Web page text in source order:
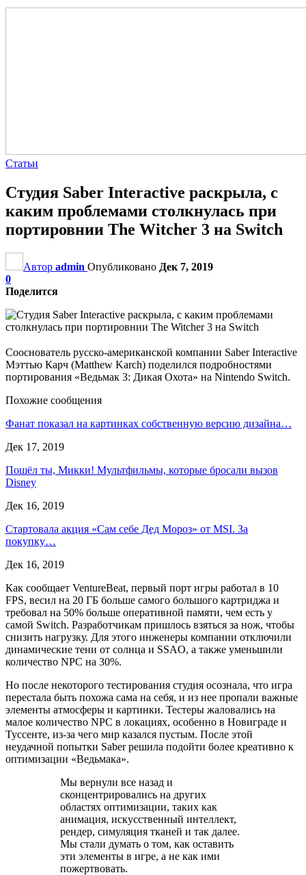
Статьи
Студия Saber Interactive раскрыла, с
каким проблемами столкнулась при
портировнии The Witcher 3 на Switch
Автор admin Опубликовано Дек 7, 2019
0
Поделится
Сооснователь русско-американской компании Saber Interactive
Мэттью Карч (Matthew Karch) поделился подробностями
портирования «Ведьмак 3: Дикая Охота» на Nintendo Switch.
Похожие сообщения
Фанат показал на картинках собственную версию дизайна…
Дек 17, 2019
Пошёл ты, Микки! Мультфильмы, которые бросали вызов
Disney
Дек 16, 2019
Стартовала акция «Сам себе Дед Мороз» от MSI. За
покупку…
Дек 16, 2019
Как сообщает VentureBeat, первый порт игры работал в 10
FPS, весил на 20 ГБ больше самого большого картриджа и
требовал на 50% больше оперативной памяти, чем есть у
самой Switch. Разработчикам пришлось взяться за нож, чтобы
снизить нагрузку. Для этого инженеры компании отключили
динамические тени от солнца и SSAO, а также уменьшили
количество NPC на 30%.
Но после некоторого тестирования студия осознала, что игра
перестала быть похожа сама на себя, и из нее пропали важные
элементы атмосферы и картинки. Тестеры жаловались на
малое количество NPC в локациях, особенно в Новиграде и
Туссенте, из-за чего мир казался пустым. После этой
неудачной попытки Saber решила подойти более креативно к
оптимизации «Ведьмака».
Мы вернули все назад и
сконцентрировались на других
областях оптимизации, таких как
анимация, искусственный интеллект,
рендер, симуляция тканей и так далее.
Мы стали думать о том, как оставить
эти элементы в игре, а не как ими
пожертвовать.